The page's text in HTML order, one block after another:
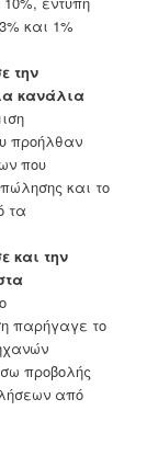
και 1%
την
κανάλια
προήλθαν
που
και το
τα
και την
παρήγαγε το
προβολής
από